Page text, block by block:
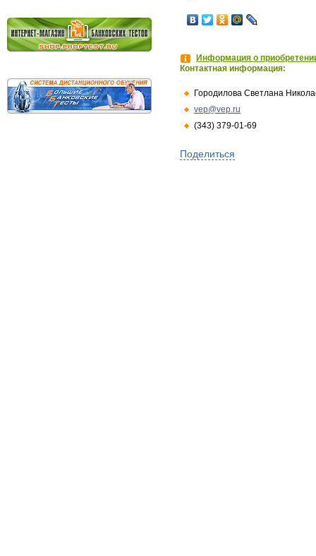
Информация о
Контактная информация:
Городилова Светлана
vep@vep.ru
(343) 379-01-69
Поделиться